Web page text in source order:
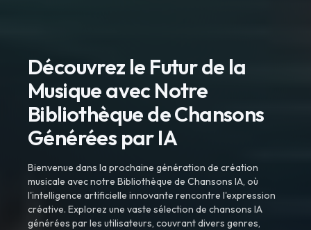
Découvrez le Futur de la
Musique avec Notre
Bibliothèque de Chansons
Générées par IA
Bienvenue dans la prochaine génération de création
musicale avec notre Bibliothèque de Chansons IA, où
l'intelligence artificielle innovante rencontre l'expression
créative. Explorez une vaste sélection de chansons IA
générées par les utilisateurs, couvrant divers genres,